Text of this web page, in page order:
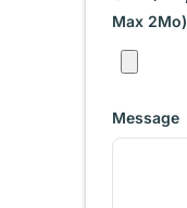
Max 2Mo)
Message